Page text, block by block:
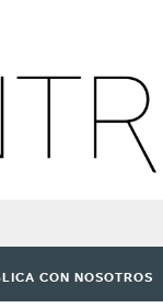
CON NOSOTROS